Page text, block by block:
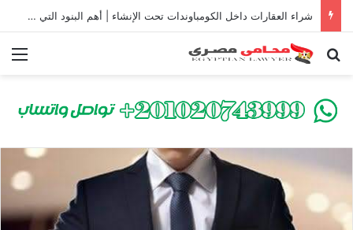
شراء العقارات داخل الكومباوندات تحت الإنشاء | أهم البنود التي تحمي المشتري في القانون المصري
بحث عن